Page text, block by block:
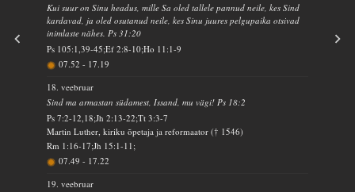
Kui suur on Sinu headus, mille Sa oled tallele pannud neile, kes Sind
kardavad, ja oled osutanud neile, kes Sinu juures pelgupaika otsivad
inimlaste nähes. Ps 31:20
Ps 105:1,39-45;Ef 2:8-10;Ho 11:1-9
07.52 - 17.19
18. veebruar
Sind ma armastan südamest, Issand, mu vägi! Ps 18:2
Ps 7:2-12,18;Jh 2:13-22;Tt 3:3-7
Martin Luther, kiriku õpetaja ja reformaator († 1546)
Rm 1:16-17;Jh 15:1-11;
07.49 - 17.22
19. veebruar